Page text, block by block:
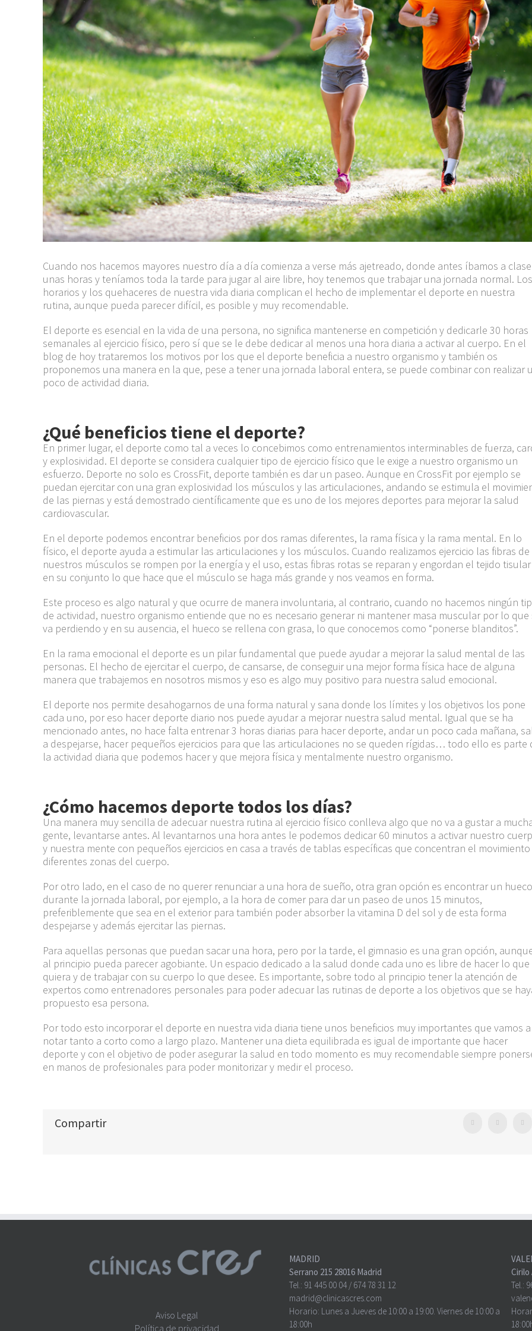
Cuando nos hacemos mayores nuestro día a día comienza a verse más ajetreado, donde antes íbamos a clase
unas horas yteníamos toda la tarde para jugar al aire libre, hoy tenemos que trabajar una jornada normal. Los
horarios y los quehaceres de nuestra vida diaria complican el hecho de implementar el deporte en nuestra
rutina, aunque pueda parecerdifícil, es posible y muy recomendable.
El deporte es esencial en la vida de una persona, no significa mantenerse en competición y dedicarle 30 horas
semanales al ejercicio físico, pero sí que se le debe dedicar al menos una hora diaria a activar al cuerpo. En el
blog de hoy trataremos los motivos por los que el deporte beneficia a nuestro organismo y también os
proponemos una manera en la que, pese a tener una jornada laboral entera, se puede combinar con realizar
poco de actividad diaria.
¿Qué beneficios tiene el deporte?
En primer lugar, el deporte como tal a veces lo concebimos como entrenamientos interminables de fuerza,
y explosividad. El deporte se considera cualquier tipo de ejercicio físico que le exige a nuestro organismo un
esfuerzo. Deporte no solo es CrossFit, deporte también es dar un paseo. Aunque en CrossFit por ejemplo se
puedan ejercitar con una gran explosividad los músculos y las articulaciones, andando se estimula el
de las piernas y está demostrado científicamente que es uno de los mejores deportes para mejorar la salud
cardiovascular.
En el deporte podemos encontrar beneficios por dos ramas diferentes, la rama física y la rama mental. En lo
físico, el deporte ayuda a estimular las articulaciones y los músculos. Cuando realizamos ejercicio las fibras de
nuestros músculos se rompen por la energía y el uso, estas fibras rotas se reparan y engordan el tejido tisular
en su conjunto lo que hace que el músculo se haga más grande y nos veamos en forma.
Este proceso es algo natural y que ocurre de manera involuntaria, al contrario, cuando no hacemos ningún
de actividad, nuestro organismo entiende que no es necesario generar ni mantener masa muscular por lo que
va perdiendo y en su ausencia, el hueco se rellena con grasa, lo que conocemos como “ponerse blanditos”.
En la rama emocional el deporte es un pilar fundamental que puede ayudar a mejorar la salud mental de las
personas. El hecho de ejercitar el cuerpo, de cansarse, de conseguir una mejorforma física hace de alguna
manera que trabajemos en nosotros mismos y eso es algo muy positivo para nuestra salud emocional.
El deporte nos permite desahogarnos de una forma natural y sana donde los límites y los objetivos los pone
cada uno, por eso hacer deporte diario nos puede ayudar a mejorar nuestra salud mental. Igual que se ha
mencionado antes, no hace falta entrenar 3 horas diarias para hacer deporte, andar un poco cada mañana,
a despejarse, hacer pequeños ejercicios para que las articulaciones no se queden rígidas… todo ello es parte
la actividad diaria que podemos hacer y que mejora física y mentalmente nuestro organismo.
¿Cómo hacemos deporte todos los días?
Una manera muy sencilla de adecuar nuestra rutina al ejercicio físico conlleva algo que no va a gustar a
gente, levantarse antes. Al levantarnos una hora antes le podemos dedicar 60 minutos a activar nuestro
y nuestra mente con pequeños ejercicios en casa a través de tablas específicas que concentran el movimiento
diferentes zonas del cuerpo.
Por otro lado, en el caso de no querer renunciar a una hora de sueño, otra gran opción es encontrar un hueco
durante la jornada laboral, porejemplo, a la hora de comer para dar un paseo de unos 15 minutos,
preferiblemente que sea en el exterior para también poder absorber la vitamina D del sol y de esta forma
despejarse y además ejercitar las piernas.
Para aquellas personas que puedan sacar una hora, pero por la tarde, el gimnasio es una gran opción,
al principio pueda parecer agobiante. Un espacio dedicado a la salud donde cada uno es libre de hacerlo que
quiera y de trabajar con su cuerpo lo que desee. Es importante, sobre todo al principio tener la atención de
expertos como entrenadores personales para poder adecuar las rutinas de deporte a los objetivos que se
propuesto esa persona.
Por todo esto incorporar el deporte en nuestra vida diaria tiene unos beneficios muy importantes que vamos a
notar tanto a corto como a largo plazo. Mantener una dieta equilibrada es igual de importante que hacer
deporte y con el objetivo de poder asegurar la salud en todo momento es muy recomendable siempre
en manos de profesionales para poder monitorizar y medir el proceso.
Compartir
Aviso Legal
Política de privacidad
MADRID
Serrano 215 28016 Madrid
Tel.: 91 445 00 04/ 674 78 31 12
madrid@clinicascres.com
Horario: Lunes a Jueves de 10:00 a 19:00. Viernes de 10:00 a
18:00h
Cirilo
Tel.: